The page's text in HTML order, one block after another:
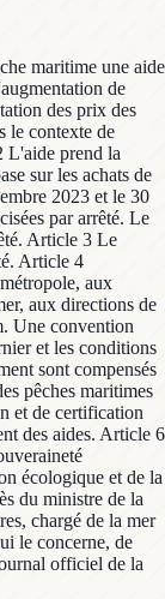
maritime une aide
de
des prix des
le contexte de
L'aide prend la
sur les achats de
2023 et le 30
par arrêté. Le
Article 3 Le
Article 4
aux
aux directions de
Une convention
et les conditions
sont compensés
pêches maritimes
et de certification
des aides. Article 6
écologique et de la
du ministre de la
chargé de la mer
le concerne, de
officiel de la